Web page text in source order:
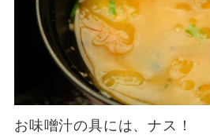
お味噌汁の具には、ナス！